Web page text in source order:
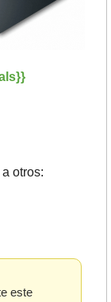
otros:
este